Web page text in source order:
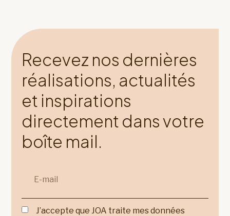
Recevez nos dernières
réalisations, actualités
et inspirations
directement dans votre
boîte mail.
J’accepte que JOA traite mes données